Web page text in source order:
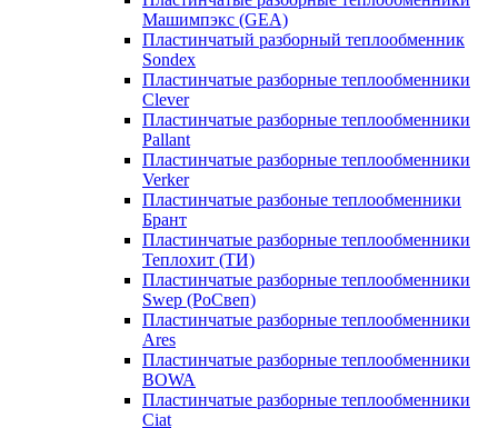
Машимпэкс (GEA)
Пластинчатый разборный теплообменник
Sondex
Пластинчатые разборные теплообменники
Clever
Пластинчатые разборные теплообменники
Pallant
Пластинчатые разборные теплообменники
Verker
Пластинчатые разбоные теплообменники
Брант
Пластинчатые разборные теплообменники
Теплохит (ТИ)
Пластинчатые разборные теплообменники
Swep (РоСвеп)
Пластинчатые разборные теплообменники
Ares
Пластинчатые разборные теплообменники
BOWA
Пластинчатые разборные теплообменники
Ciat